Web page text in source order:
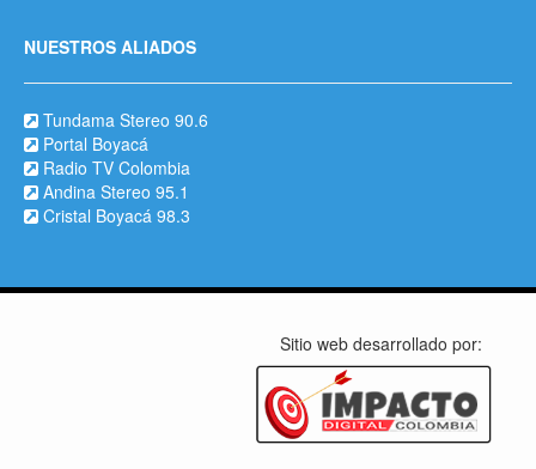
NUESTROS ALIADOS
Tundama Stereo 90.6
Portal Boyacá
Radio TV Colombia
Andina Stereo 95.1
Cristal Boyacá 98.3
Sitio web desarrollado por: